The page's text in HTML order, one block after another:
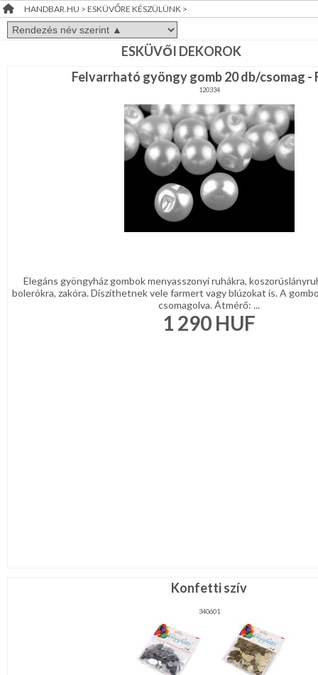
RENDEZVÉNY
ÉRDEKLŐDÉS,ÁRAJÁNLAT
Dekoráció
GYEREKSZOBA
CSOMAGOLÓANYAG
HANDBAR.HU > ESKÜVŐRE KÉSZÜLÜNK >
ESKÜVŐI DEKOROK
Felvarrható gyöngy gomb 20 db/csomag -
120334
Elegáns gyöngyház gombok menyasszonyi ruhákra,
bolerókra, zakóra. Díszíthetnek vele farmert vagy blúzokat is. A
csomagolva. Átmérő: ...
1 290 HUF
Konfetti szív
340601